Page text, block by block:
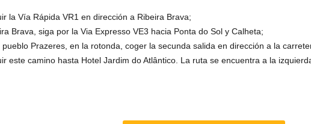
la Vía Rápida VR1 en dirección a Ribeira Brava;
Brava, siga por la Via Expresso VE3 hacia Ponta do Sol y Calheta;
pueblo Prazeres, en la rotonda, coger la secunda salida en dirección a la
este camino hasta Hotel Jardim do Atlântico. La ruta se encuentra a la